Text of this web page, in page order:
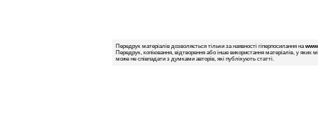
Передрук матеріалів дозволяється тільки за наявності гіперпосилання на
Передрук, копіювання, відтворення або інше використання матеріалів, у яких
може не співпадати з думками авторів, які публікують статті.